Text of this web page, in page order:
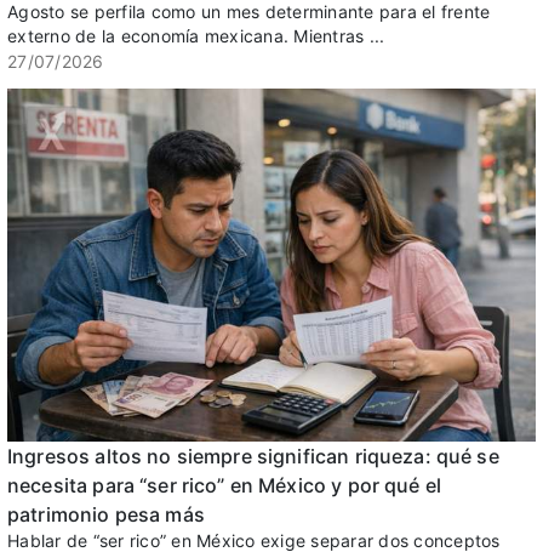
Agosto se perfila como un mes determinante para el frente
externo de la economía mexicana. Mientras ...
27/07/2026
Ingresos altos no siempre significan riqueza: qué se
necesita para “ser rico” en México y por qué el
patrimonio pesa más
Hablar de “ser rico” en México exige separar dos conceptos